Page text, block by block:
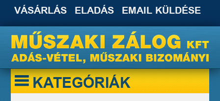
VÁSÁRLÁS ELADÁS EMAIL KÜLDÉSE
KATEGÓRIÁK